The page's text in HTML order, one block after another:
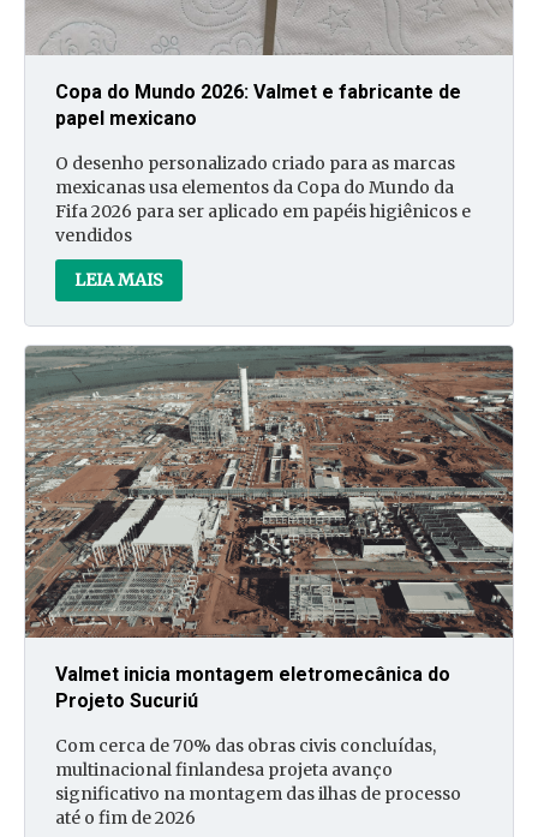
Copa do Mundo 2026: Valmet e fabricante de
papel mexicano
O desenho personalizado criado para as marcas
mexicanas usa elementos da Copa do Mundo da
Fifa 2026 para ser aplicado em papéis higiênicos e
vendidos
LEIA MAIS
Valmet inicia montagem eletromecânica do
Projeto Sucuriú
Com cerca de 70% das obras civis concluídas,
multinacional finlandesa projeta avanço
significativo na montagem das ilhas de processo
até o fim de 2026